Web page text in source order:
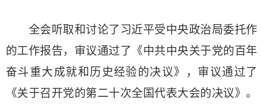
全会听取和讨论了习近平受中央政治局委托作
的工作报告，审议通过了《中共中央关于党的百年
奋斗重大成就和历史经验的决议》，审议通过了
《关于召开党的第二十次全国代表大会的决议》。